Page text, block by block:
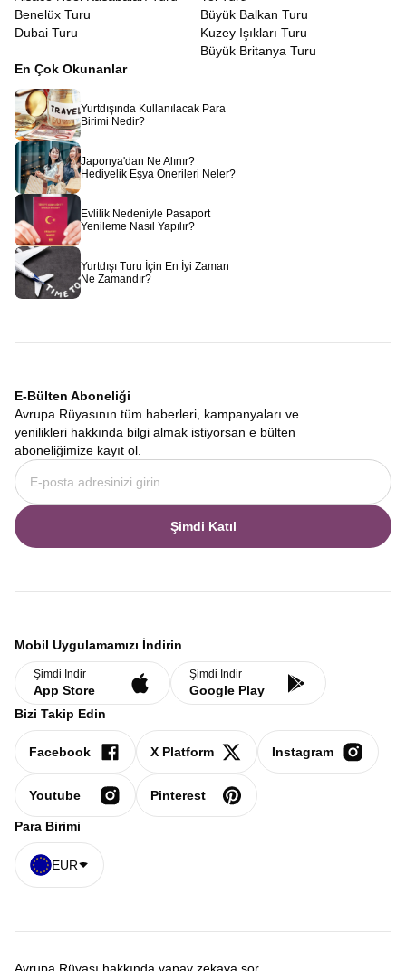
Benelüx Turu
Dubai Turu
Büyük Balkan Turu
Kuzey Işıkları Turu
Büyük Britanya Turu
En Çok Okunanlar
Yurtdışında Kullanılacak Para
Birimi Nedir?
Japonya'dan Ne Alınır?
Hediyelik Eşya Önerileri Neler?
Evlilik Nedeniyle Pasaport
Yenileme Nasıl Yapılır?
Yurtdışı Turu İçin En İyi Zaman
Ne Zamandır?
E-Bülten Aboneliği
Avrupa Rüyasının tüm haberleri, kampanyaları ve
yenilikleri hakkında bilgi almak istiyorsan e bülten
aboneliğimize kayıt ol.
Şimdi Katıl
Mobil Uygulamamızı İndirin
Şimdi İndir
App Store
Şimdi İndir
Google Play
Bizi Takip Edin
Facebook X Platform Instagram
Youtube Pinterest
Para Birimi
EUR